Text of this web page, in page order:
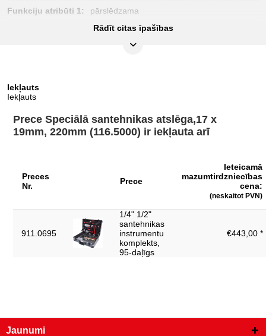
Funkciju atribūti 1: pārslēdzama
1
garums, mm:
platums, mm:
nerūsējošais hroma-vanādija tērauds, matēti
atslēgas platums,
220.0
250
Rādīt citas īpašības
Iekļauts
Iekļauts
Prece Speciālā santehnikas atslēga,17 x
19mm, 220mm (116.5000) ir iekļauta arī
Preces
Nr.
Prece
Ieteicamā
mazumtirdzniecības
cena:
(neskaitot PVN)
911.0695
1/4" 1/2"
santehnikas
instrumentu
komplekts,
95-daļīgs
€443,00 *
Jaunumi